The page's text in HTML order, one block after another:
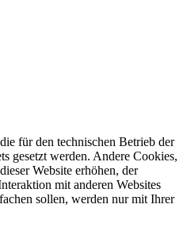
für den technischen Betrieb der
gesetzt werden. Andere Cookies,
Website erhöhen, der
mit anderen Websites
sollen, werden nur mit Ihrer